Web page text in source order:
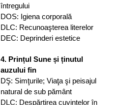
întregului
DOS: Igiena corporală
DLC: Recunoaşterea literelor
DEC: Deprinderi estetice
4. Prințul Sune și ținutul
auzului fin
DŞ: Simţurile; Viaţa şi peisajul
natural de sub pământ
DLC: Despărţirea cuvintelor în